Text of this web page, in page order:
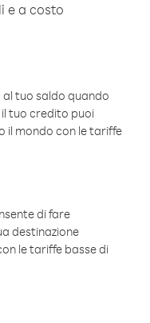
e a costo
tuo saldo quando
tuo credito puoi
il mondo con le tariffe
di fare
destinazione
le tariffe basse di